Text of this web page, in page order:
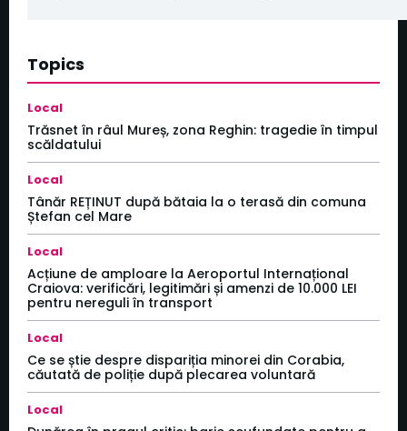
Topics
Local
Trăsnet în râul Mureș, zona Reghin: tragedie în timpul
scăldatului
Local
Tânăr REȚINUT după bătaia la o terasă din comuna
Ștefan cel Mare
Local
Acțiune de amploare la Aeroportul Internațional
Craiova: verificări, legitimări și amenzi de 10.000 LEI
pentru nereguli în transport
Local
Ce se știe despre dispariția minorei din Corabia,
căutată de poliție după plecarea voluntară
Local